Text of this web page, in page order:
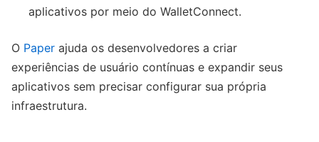
aplicativos por meio do WalletConnect.
O Paper ajuda os desenvolvedores a criar
experiências de usuário contínuas e expandir seus
aplicativos sem precisar configurar sua própria
infraestrutura.